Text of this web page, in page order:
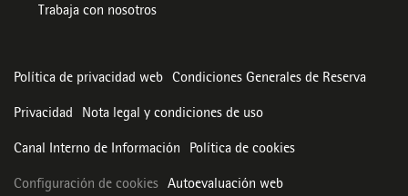
Trabaja con nosotros
Política de privacidad web Condiciones Generales de Reserva
Privacidad Nota legal y condiciones de uso
Canal Interno de Información Política de cookies
Configuración de cookies Autoevaluación web